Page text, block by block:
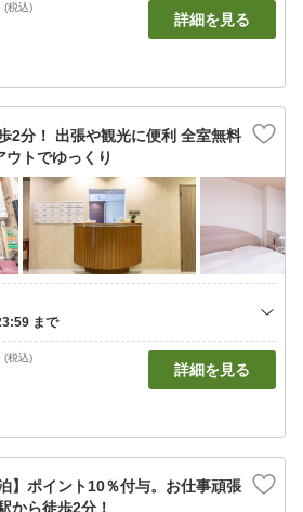
(税込)
詳細を見る
2分！ 出張や観光に便利 全室無料
トでゆっくり
(税込)
詳細を見る
】ポイント10％付与。お仕事頑張
から徒歩2分！